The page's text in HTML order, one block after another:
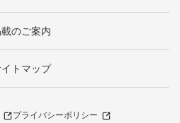
のご案内
トマップ
プライバシーポリシー